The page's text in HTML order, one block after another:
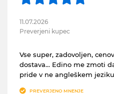
11.07.2026
Preverjeni kupec
Vse super, zadovoljen,
dostava... Edino me zmoti
pride v ne angleškem
PREVERJENO MNENJE